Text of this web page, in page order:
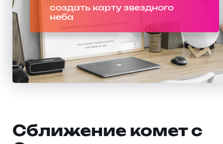
создать карту звездного
неба
Сближение комет с